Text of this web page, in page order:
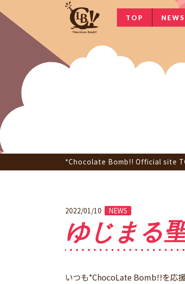
TOP NEWS
*Chocolate Bomb!! Official site
2022/01/10 NEWS
ゆじまる
いつも*ChocoLate Bomb!!を応